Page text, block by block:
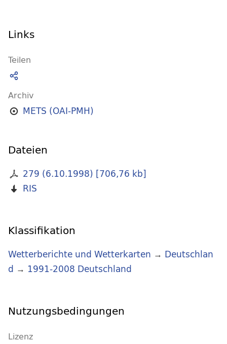
Links
Teilen
Archiv
METS (OAI-PMH)
Dateien
279 (6.10.1998) [706,76 kb]
RIS
Klassifikation
Wetterberichte und Wetterkarten → Deutschlan
d → 1991-2008 Deutschland
Nutzungsbedingungen
Lizenz